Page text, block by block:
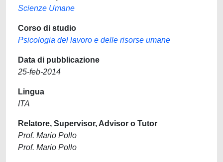
Scienze Umane
Corso di studio
Psicologia del lavoro e delle risorse umane
Data di pubblicazione
25-feb-2014
Lingua
ITA
Relatore, Supervisor, Advisor o Tutor
Prof. Mario Pollo
Prof. Mario Pollo